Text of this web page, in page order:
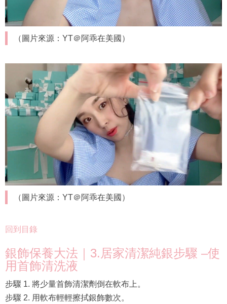
（圖片來源：YT＠阿乖在美國）
（圖片來源：YT＠阿乖在美國）
回到目錄
銀飾保養大法｜3.居家清潔純銀步驟 –使
用首飾清洗液
步驟 1. 將少量首飾清潔劑倒在軟布上。
步驟 2. 用軟布輕輕擦拭銀飾數次。